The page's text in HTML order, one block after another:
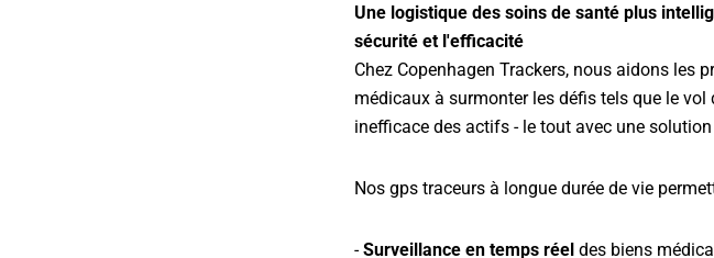
Une logistique des soins de santé plus
sécurité et l'efficacité
Chez Copenhagen Trackers, nous aidons les
médicaux à surmonter les défis tels que le
inefficace des actifs - le tout avec une
Nos gps traceurs à longue durée de vie
-Surveillance en temps réel des biens